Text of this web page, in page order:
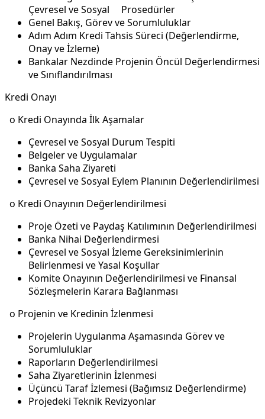
Çevresel ve Sosyal Prosedürler
Genel Bakış, Görev ve Sorumluluklar
Adım Adım Kredi Tahsis Süreci (Değerlendirme,
Onay ve İzleme)
Bankalar Nezdinde Projenin Öncül Değerlendirmesi
ve Sınıflandırılması
Kredi Onayı
o Kredi Onayında İlk Aşamalar
Çevresel ve Sosyal Durum Tespiti
Belgeler ve Uygulamalar
Banka Saha Ziyareti
Çevresel ve Sosyal Eylem Planının Değerlendirilmesi
o Kredi Onayının Değerlendirilmesi
Proje Özeti ve Paydaş Katılımının Değerlendirilmesi
Banka Nihai Değerlendirmesi
Çevresel ve Sosyal İzleme Gereksinimlerinin
Belirlenmesi ve Yasal Koşullar
Komite Onayının Değerlendirilmesi ve Finansal
Sözleşmelerin Karara Bağlanması
o Projenin ve Kredinin İzlenmesi
Projelerin Uygulanma Aşamasında Görev ve
Sorumluluklar
Raporların Değerlendirilmesi
Saha Ziyaretlerinin İzlenmesi
Üçüncü Taraf İzlemesi (Bağımsız Değerlendirme)
Projedeki Teknik Revizyonlar